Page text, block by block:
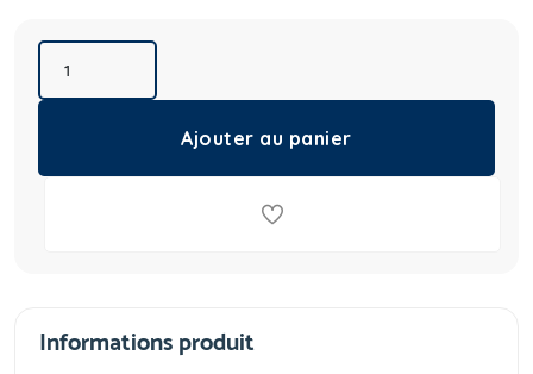
Ajouter au panier
Informations produit